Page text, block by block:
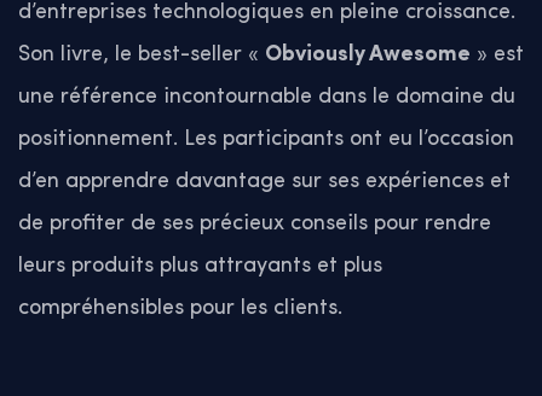
d’entreprises technologiques en pleine croissance.
Son livre, le best-seller « Obviously Awesome » est
une référence incontournable dans le domaine du
positionnement. Les participants ont eu l’occasion
d’en apprendre davantage sur ses expériences et
de profiter de ses précieux conseils pour rendre
leurs produits plus attrayants et plus
compréhensibles pour les clients.